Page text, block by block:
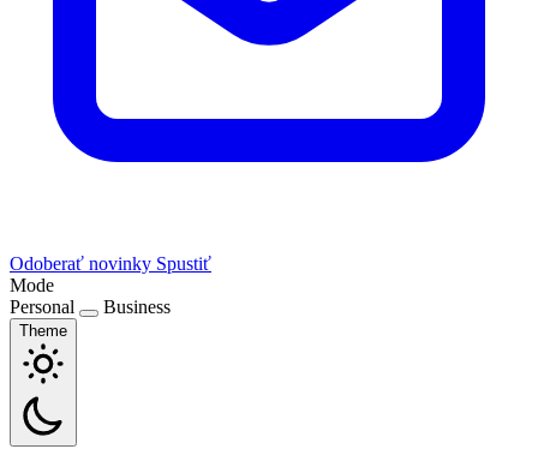
Odoberať novinky Spustiť
Mode
Personal
Business
Theme